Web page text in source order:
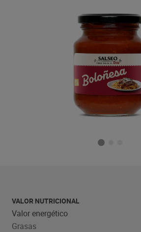
VALOR NUTRICIONAL
Valor energético
Grasas